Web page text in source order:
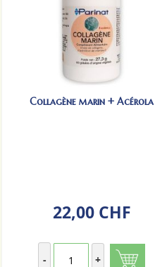
Collagène marin + Acérola
22,00 CHF
- +